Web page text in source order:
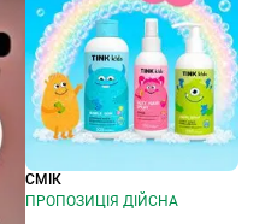
СМІК
ПРОПОЗИЦІЯ ДІЙСНА